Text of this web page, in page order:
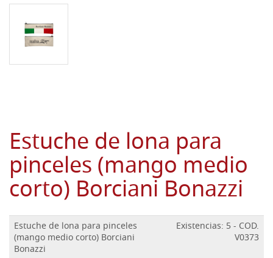
Estuche de lona para
pinceles (mango medio
corto) Borciani Bonazzi
Estuche de lona para pinceles
(mango medio corto) Borciani
Bonazzi
Existencias: 5 - COD.
V0373